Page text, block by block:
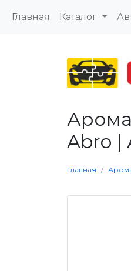
Главная Каталог
Abro |
Главная